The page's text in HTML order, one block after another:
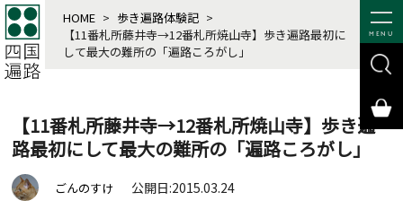
MENU
HOME > 歩き遍路体験記 >
【11番札所藤井寺→12番札所焼山寺】歩き遍路最初に
して最大の難所の「遍路ころがし」
【11番札所藤井寺→12番札所焼山寺】歩き遍
路最初にして最大の難所の「遍路ころがし」
ごんのすけ 公開日:2015.03.24